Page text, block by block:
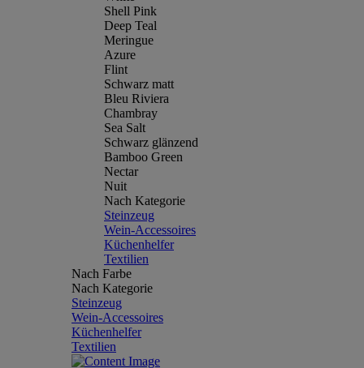
Shell Pink
Deep Teal
Meringue
Azure
Flint
Schwarz matt
Bleu Riviera
Chambray
Sea Salt
Schwarz glänzend
Bamboo Green
Nectar
Nuit
Nach Kategorie
Steinzeug
Wein-Accessoires
Küchenhelfer
Textilien
Nach Farbe
Nach Kategorie
Steinzeug
Wein-Accessoires
Küchenhelfer
Textilien